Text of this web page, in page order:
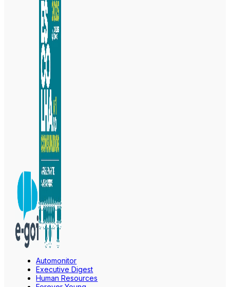
Automonitor
Executive Digest
Human Resources